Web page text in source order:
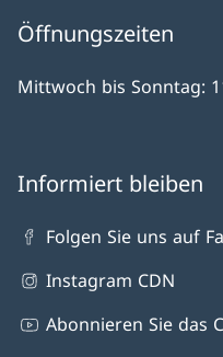
Öffnungszeiten
Mittwoch bis Sonntag:
Informiert bleiben
Folgen Sie uns auf
Instagram CDN
Abonnieren Sie das